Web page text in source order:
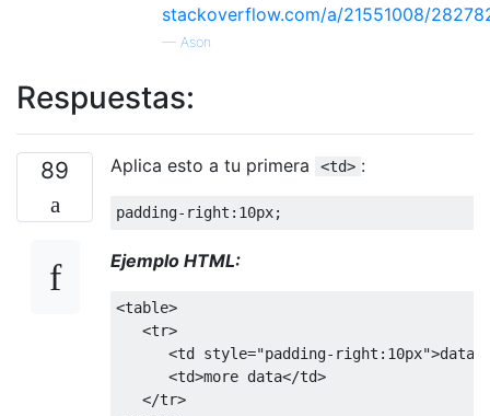
stackoverflow.com/a/21551008/
— Ason
Respuestas:
89 Aplica esto a tu primera <td> :
padding- right : 10px;
Ejemplo HTML:
<table>
<tr>
<td style="padding-right : 10px">data
<td>more data</td>
</tr>